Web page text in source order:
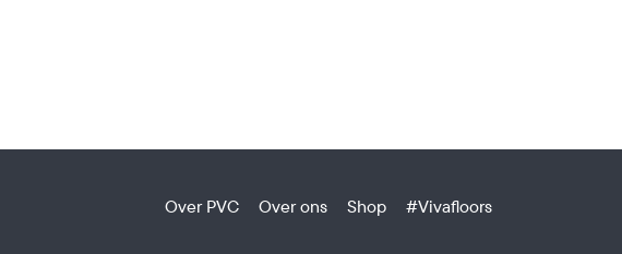
Over PVC Over ons Shop #Vivafloors